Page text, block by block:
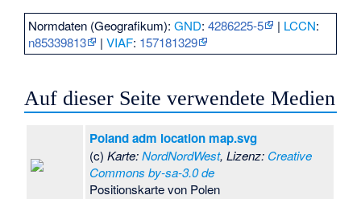
Normdaten (Geografikum):GND:4286225-5 | LCCN:
n85339813
|VIAF: 157181329
Auf dieser Seite verwendete Medien
Poland adm location map.svg
(c)Karte:NordNordWest, Lizenz: Creative
Commons by-sa-3.0 de
Positionskarte von Polen